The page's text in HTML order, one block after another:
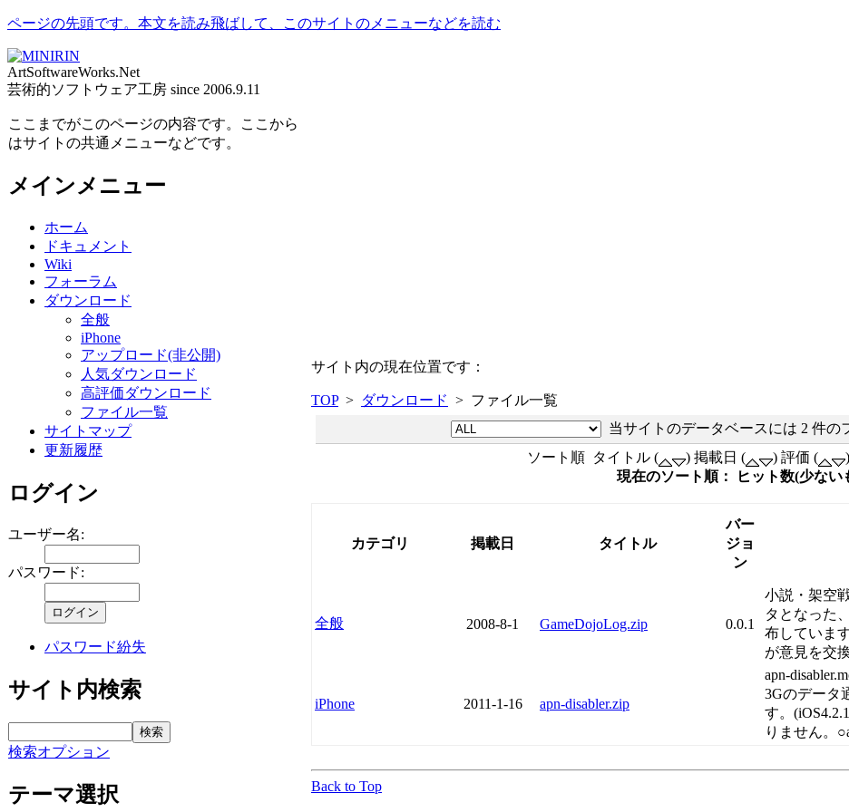
ページの先頭です。本文を読み飛ばして、このサイトのメニューなどを読む
ArtSoftwareWorks.Net
芸術的ソフトウェア工房 since 2006.9.11
ここまでがこのページの内容です。ここから
はサイトの共通メニューなどです。
メインメニュー
ホーム
ドキュメント
Wiki
フォーラム
ダウンロード
全般
iPhone
アップロード(非公開)
人気ダウンロード
高評価ダウンロード
ファイル一覧
サイトマップ
更新履歴
ログイン
ユーザー名:
パスワード:
パスワード紛失
サイト内検索
検索オプション
テーマ選択
サイト内の現在位置です：
TOP> ダウンロード > ファイル一覧
当サイトのデータベースには 2 件
ソート順 タイトル (
) 掲載日 ( ) 評価 (
現在のソート順： ヒット数(少ない
カテゴリ 掲載日 タイトル
バー
ジョ
ン
全般 2008-8-1 GameDojoLog.zip 0.0.1
小説・架空
タとなった
布していま
が意見を交
iPhone 2011-1-16 apn-disabler.zip
apn-
3Gのデータ
す。
りません。
Back to Top